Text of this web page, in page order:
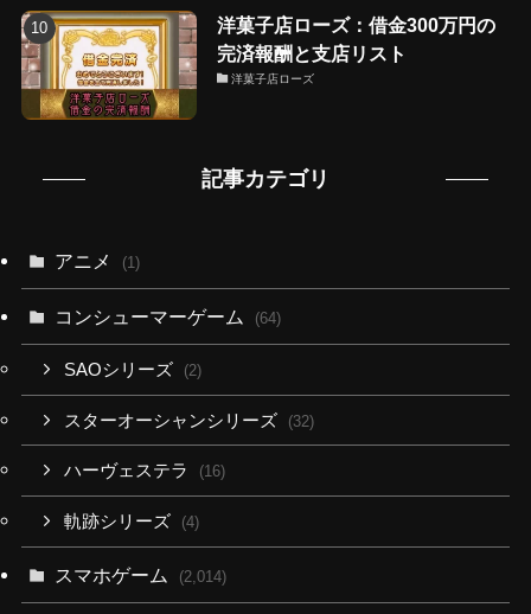
洋菓子店ローズ：借金300万円の
完済報酬と支店リスト
洋菓子店ローズ
記事カテゴリ
アニメ (1)
コンシューマーゲーム (64)
SAOシリーズ (2)
スターオーシャンシリーズ (32)
ハーヴェステラ (16)
軌跡シリーズ (4)
スマホゲーム (2,014)